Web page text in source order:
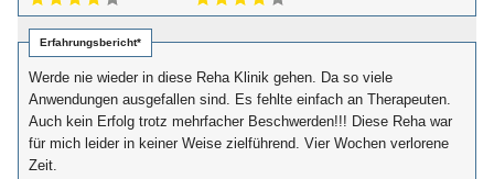
Erfahrungsbericht*
Werde nie wieder in diese Reha Klinik gehen. Da so viele
Anwendungen ausgefallen sind. Es fehlte einfach an Therapeuten.
Auch kein Erfolg trotz mehrfacher Beschwerden!!! Diese Reha war
für mich leider in keiner Weise zielführend. Vier Wochen verlorene
Zeit.